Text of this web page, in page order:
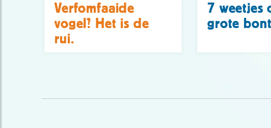
Verfomfaaide
vogel? Het is de
rui.
7 weetjes
grote